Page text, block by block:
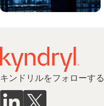
キンドリルをフォローする